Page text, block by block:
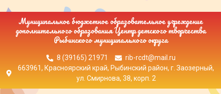
Муниципальное бюджетное образовательное учреждение
дополнительного образования Центр детского творчества
Рыбинского муниципального округа
8 (39165) 21971
rib-rcdt@mail.ru
663961, Красноярский край, Рыбинский район, г. Заозерный,
ул. Смирнова, 38, корп. 2